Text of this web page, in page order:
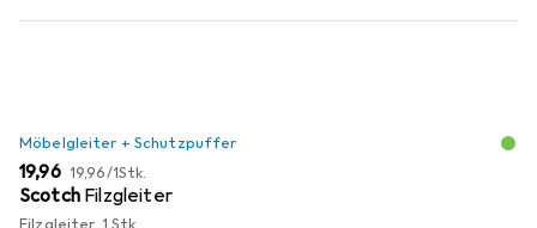
Möbelgleiter + Schutzpuffer
EUR
19,96 EUR
19,96/1Stk.
Scotch Filzgleiter